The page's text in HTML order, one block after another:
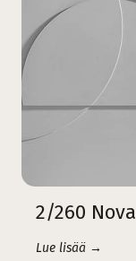
2/260 Nova
Lue lisää →